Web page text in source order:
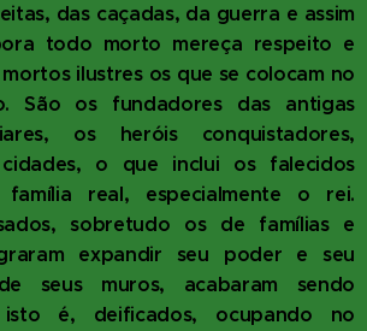
das caçadas, da guerra e assim
todo morto mereça respeito e
ilustres os que se colocam no
São os fundadores das antigas
os heróis conquistadores,
o que inclui os falecidos
real, especialmente o rei.
sobretudo os de famílias e
expandir seu poder e seu
seus muros, acabaram sendo
isto é, deificados, ocupando no